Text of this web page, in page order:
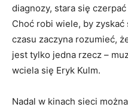
diagnozy, stara się
Choć robi wiele, by
czasu zaczyna rozumieć,
jest tylko jedna rzecz –
wciela się Eryk Kulm.
Nadal w kinach sieci